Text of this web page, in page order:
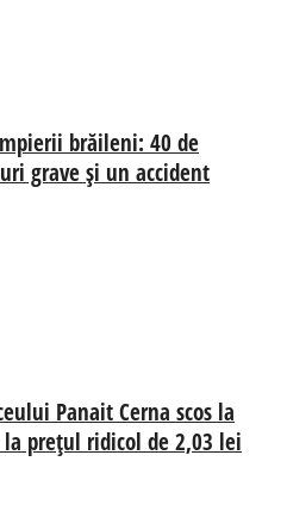
brăileni: 40 de
grave și un accident
Panait Cerna scos la
prețul ridicol de 2,03 lei